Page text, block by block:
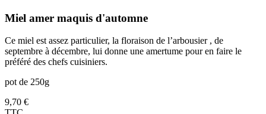
Miel amer maquis d'automne
Ce miel est assez particulier, la floraison de l’arbousier , de
septembre à décembre, lui donne une amertume pour en faire le
préféré des chefs cuisiniers.
pot de 250g
9,70 €